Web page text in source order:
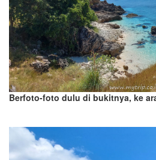
Berfoto-foto dulu di bukitnya, ke